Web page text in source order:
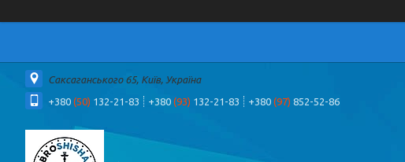
Саксаганського 65, Київ, Україна
+380 (50) 132-21-83 +380 (93) 132-21-83 +380 (97) 852-52-86